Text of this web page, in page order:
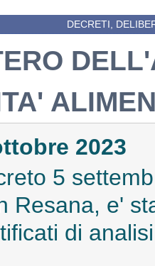
DECRETI,
2023
5
Resana, e'
di